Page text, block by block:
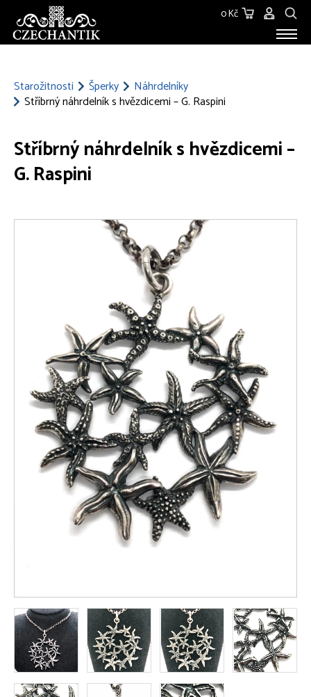
0 Kč
Starožitnosti Šperky
Náhrdelníky
Stříbrný náhrdelník s hvězdicemi – G. Raspini
Stříbrný náhrdelník s hvězdicemi –
G. Raspini